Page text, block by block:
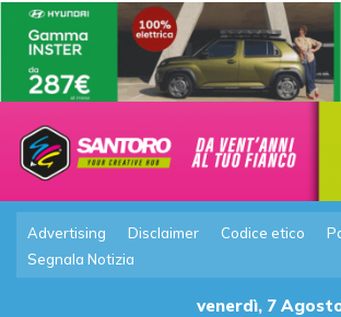
Advertising Disclaimer Codice etico
Segnala Notizia
venerdì, 7